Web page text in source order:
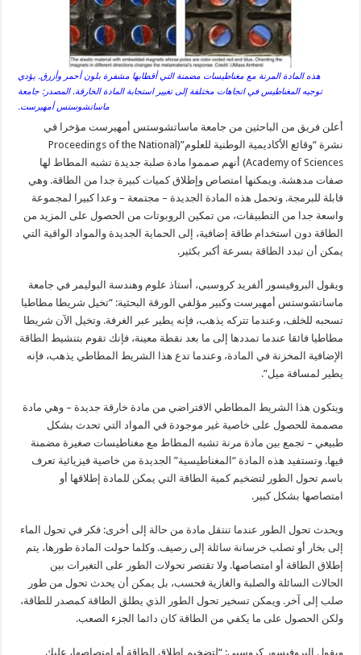
هذه المادة المرنة مع مغناطيسات مضمنة التي أقطابها مشفرة بلون أحمر وأزرق. يؤدي
توجيه المغناطيس في اتجاهات مختلفة إلى تغيير استجابة المادة الخارقة. المصدر: جامعة
ماساتشوستس أمهيرست.
أعلن فريق من الباحثين من جامعة ماساتشوستس أمهيرست مؤخرا في
نشرة “وقائع الأكاديمية الوطنية للعلوم”(Proceedings of the National
Academy of Sciences) أنهم صمموا مادة صلبة جديدة تشبه المطاط لها
صفات مدهشة. ويمكنها امتصاص وإطلاق كميات كبيرة جدا من الطاقة. وهي
قابلة للبرمجة. وتحمل هذه المادة الجديدة – مجتمعة – وعدا كبيرا لمجموعة
واسعة جدا من التطبيقات، من تمكين الروبوتات من الحصول على المزيد من
الطاقة دون استخدام طاقة إضافية، إلى الحماية الجديدة والمواد الواقية التي
يمكن أن تبدد الطاقة بسرعة أكبر بكثير.
ويقول البروفيسور ألفريد كروسبي، أستاذ علوم وهندسة البوليمر في جامعة
ماساتشوستس أمهيرست وكبير مؤلفي الورقة البحثية: “تخيل شريطا مطاطيا
تسحبه للخلف، وعندما تتركه يذهب، فإنه يطير عبر الغرفة. وتخيل الآن شريطا
مطاطيا فائقا عندما تمددها إلى ما بعد نقطة معينة، فإنك تقوم بتنشيط الطاقة
الإضافية المخزنة في المادة، وعندما تدع هذا الشريط المطاطي يذهب، فإنه
يطير لمسافة ميل”.
ويتكون هذا الشريط المطاطي الافتراضي من مادة خارقة جديدة – وهي مادة
مصممة للحصول على خاصية غير موجودة في المواد التي تحدث بشكل
طبيعي – تجمع بين مادة مرنة تشبه المطاط مع مغناطيسات صغيرة مضمنة
فيها. وتستفيد هذه المادة “المغناطيسية” الجديدة من خاصية فيزيائية تعرف
باسم تحول الطور لتضخيم كمية الطاقة التي يمكن للمادة إطلاقها أو
امتصاصها بشكل كبير.
ويحدث تحول الطور عندما تنتقل مادة من حالة إلى أخرى: فكر في تحول الماء
إلى بخار أو تصلب خرسانة سائلة إلى رصيف. وكلما حولت المادة طورها، يتم
إطلاق الطاقة أو امتصاصها. ولا تقتصر تحولات الطور على التغيرات بين
الحالات السائلة والصلبة والغازية فحسب، بل يمكن أن يحدث تحول من طور
صلب إلى آخر. ويمكن تسخير تحول الطور الذي يطلق الطاقة كمصدر للطاقة،
ولكن الحصول على ما يكفي من الطاقة كان دائما الجزء الصعب.
ويقول البروفيسور كروسبي: “لتضخيم إطلاق الطاقة أو امتصاصها، عليك